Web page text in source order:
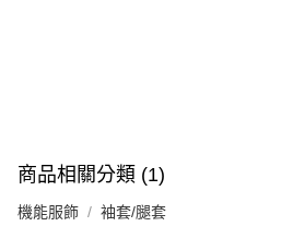
商品相關分類 (1)
機能服飾 袖套/腿套